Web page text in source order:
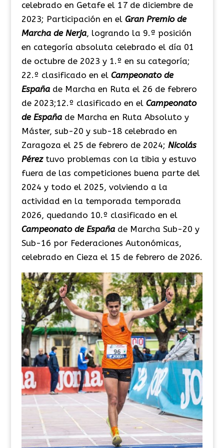
celebrado en Getafe el 17 de diciembre de
2023; Participación en el Gran Premio de
Marcha de Nerja, logrando la 9.ª posición
en categoría absoluta celebrado el día 01
de octubre de 2023 y 1.º en su categoría;
22.º clasificado en el Campeonato de
España de Marcha en Ruta el 26 de febrero
de 2023;12.º clasificado en el Campeonato
de España de Marcha en Ruta Absoluto y
Máster, sub-20 y sub-18 celebrado en
Zaragoza el 25 de febrero de 2024; Nicolás
Péreztuvo problemas con la tibia y estuvo
fuera de las competiciones buena parte del
2024 y todo el 2025, volviendo a la
actividad en la temporada temporada
2026, quedando 10.º clasificado en el
Campeonato de Españade Marcha Sub-20 y
Sub-16 por Federaciones Autonómicas,
celebrado en Cieza el 15 de febrero de 2026.